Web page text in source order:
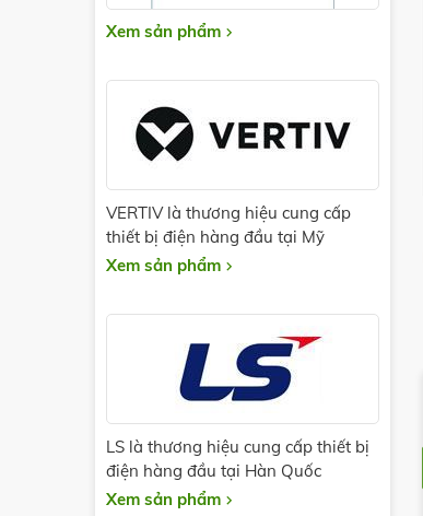
Xem sản phẩm
VERTIV là thương hiệu cung cấp
thiết bị điện hàng đầu tại Mỹ
Xem sản phẩm
LS là thương hiệu cung cấp thiết bị
điện hàng đầu tại Hàn Quốc
Xem sản phẩm